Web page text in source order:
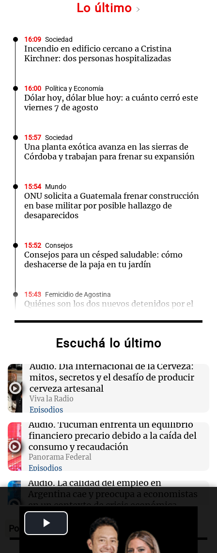
Video
Lo último
16:09 Sociedad
Incendio en edificio cercano a Cristina
Kirchner: dos personas hospitalizadas
16:00 Política y Economía
Dólar hoy, dólar blue hoy: a cuánto cerró este
viernes 7 de agosto
15:57 Sociedad
Una planta exótica avanza en las sierras de
Córdoba y trabajan para frenar su expansión
15:54 Mundo
ONU solicita a Guatemala frenar construcción
en base militar por posible hallazgo de
desaparecidos
15:52 Consejos
Consejos para un césped saludable: cómo
deshacerse de la paja en tu jardín
15:43 Femicidio de Agostina
Quiénes son los dos nuevos detenidos por el
ellos
Impactante video del tiroteo en un
restaurante de Idaho revela detalles del
ataque y sus héroes
15:36 Mundo
El Senado de EE.UU. aprueba sanciones a
Rusia, impulsadas por el legado de Lindsey
Graham
15:29 Desde el podio
Ford reveló el nombre y el precio de su nueva
pickup eléctrica
Escuchá lo último
Audio. Día Internacional de la Cerveza:
mitos, secretos y el desafío de producir
cerveza artesanal
Viva la Radio
Episodios
Audio. Tucumán enfrenta un equilibrio
financiero precario debido a la caída del
consumo y recaudación
Panorama Federal
Episodios
Audio.La calidad del empleo en
Argentina cae y preocupa a economistas
en un contexto de crisis económica
Panorama Federal
Episodios
Audiencia por tragedia vial en
Podcast